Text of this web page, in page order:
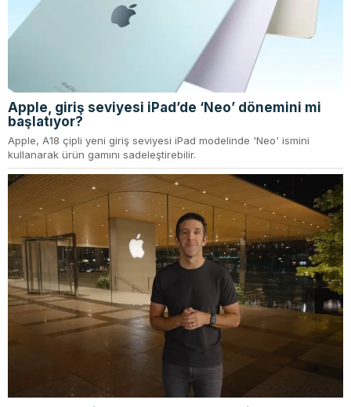
Apple, giriş seviyesi iPad’de ‘Neo’ dönemini mi
başlatıyor?
Apple, A18 çipli yeni giriş seviyesi iPad modelinde 'Neo' ismini
kullanarak ürün gamını sadeleştirebilir.